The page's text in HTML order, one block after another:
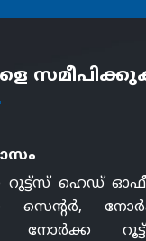
റൂട്ട്സ് ഹെഡ്
സെന്റർ,
നോർക്ക